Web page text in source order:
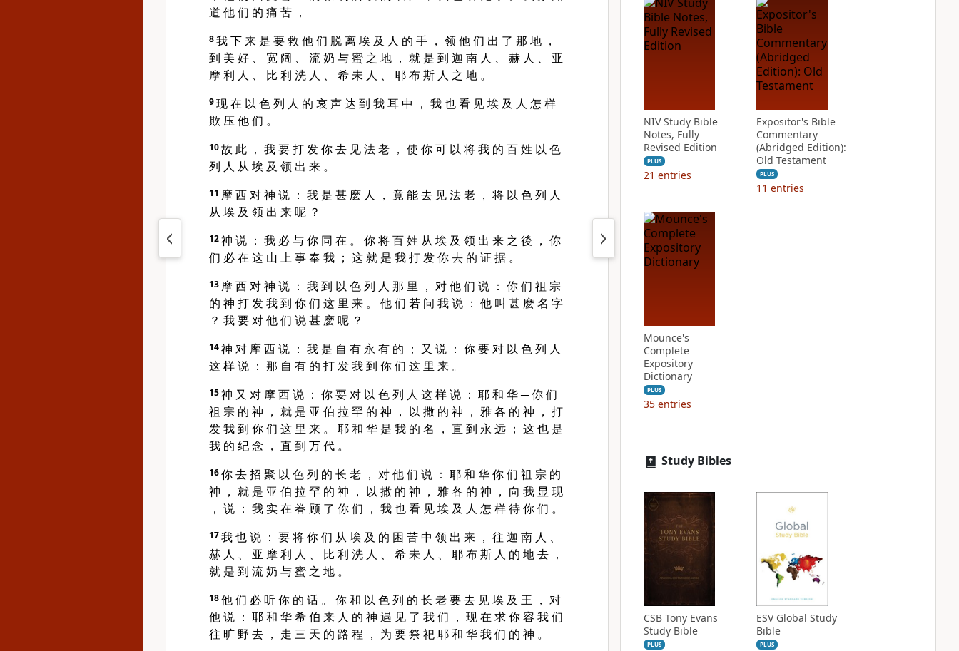
道 他 们 的 痛 苦 ，
8我 下 来 是 要 救 他 们 脱 离 埃 及 人 的 手 ， 领 他 们 出 了 那 地 ，
到 美 好 、 宽 阔 、 流 奶 与 蜜 之 地 ， 就 是 到 迦 南 人 、 赫 人 、 亚
摩 利 人 、 比 利 洗 人 、 希 未 人 、 耶 布 斯 人 之 地 。
9现 在 以 色 列 人 的 哀 声 达 到 我 耳 中 ， 我 也 看 见 埃 及 人 怎 样
欺 压 他 们 。
10故 此 ， 我 要 打 发 你 去 见 法 老 ， 使 你 可 以 将 我 的 百 姓 以 色
列 人 从 埃 及 领 出 来 。
11 摩 西 对 神 说 ： 我 是 甚 麽 人 ， 竟 能 去 见 法 老 ， 将 以 色 列 人
从 埃 及 领 出 来 呢 ？
12神 说 ： 我 必 与 你 同 在 。 你 将 百 姓 从 埃 及 领 出 来 之 後 ， 你
们 必 在 这 山 上 事 奉 我 ； 这 就 是 我 打 发 你 去 的 证 据 。
13 摩 西 对 神 说 ： 我 到 以 色 列 人 那 里 ， 对 他 们 说 ： 你 们 祖 宗
的 神 打 发 我 到 你 们 这 里 来 。 他 们 若 问 我 说 ： 他 叫 甚 麽 名 字
？ 我 要 对 他 们 说 甚 麽 呢 ？
14神 对 摩 西 说 ： 我 是 自 有 永 有 的 ； 又 说 ： 你 要 对 以 色 列 人
这 样 说 ： 那 自 有 的 打 发 我 到 你 们 这 里 来 。
15神 又 对 摩 西 说 ： 你 要 对 以 色 列 人 这 样 说 ： 耶 和 华 ─ 你 们
祖 宗 的 神 ， 就 是 亚 伯 拉 罕 的 神 ， 以 撒 的 神 ， 雅 各 的 神 ， 打
发 我 到 你 们 这 里 来 。 耶 和 华 是 我 的 名 ， 直 到 永 远 ； 这 也 是
我 的 纪 念 ， 直 到 万 代 。
16你 去 招 聚 以 色 列 的 长 老 ， 对 他 们 说 ： 耶 和 华 你 们 祖 宗 的
神 ， 就 是 亚 伯 拉 罕 的 神 ， 以 撒 的 神 ， 雅 各 的 神 ， 向 我 显 现
， 说 ： 我 实 在 眷 顾 了 你 们 ， 我 也 看 见 埃 及 人 怎 样 待 你 们 。
17我 也 说 ： 要 将 你 们 从 埃 及 的 困 苦 中 领 出 来 ， 往 迦 南 人 、
赫 人 、 亚 摩 利 人 、 比 利 洗 人 、 希 未 人 、 耶 布 斯 人 的 地 去 ，
就 是 到 流 奶 与 蜜 之 地 。
18他 们 必 听 你 的 话 。 你 和 以 色 列 的 长 老 要 去 见 埃 及 王 ， 对
他 说 ： 耶 和 华 希 伯 来 人 的 神 遇 见 了 我 们 ， 现 在 求 你 容 我 们
往 旷 野 去 ， 走 三 天 的 路 程 ， 为 要 祭 祀 耶 和 华 我 们 的 神 。
NIV Study Bible
Notes, Fully
Revised Edition
PLUS
21 entries
Expositor's Bible
Commentary
(Abridged Edition):
Old Testament
PLUS
11 entries
Mounce's
Complete
Expository
Dictionary
PLUS
35 entries
Study Bibles
CSB Tony Evans
Study Bible
PLUS
ESV Global Study
Bible
PLUS